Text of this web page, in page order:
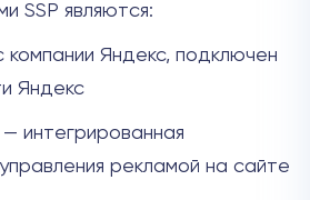
SSP являются:
компании Яндекс, подключен
Яндекс
интегрированная
рекламой на сайте